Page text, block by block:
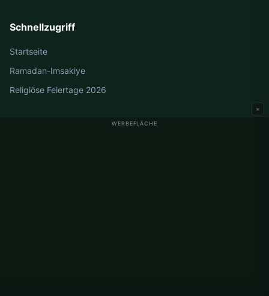
WERBEFLÄCHE
×
Schnellzugriff
Startseite
Ramadan-Imsakiye
Religiöse Feiertage 2026
Gebetszeiten Deutschland